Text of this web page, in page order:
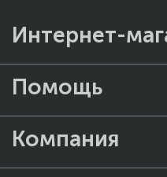
Интернет-
Помощь
Компания